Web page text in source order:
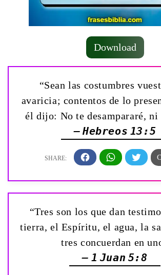
Download
“Sean las costumbres
avaricia; contentos de lo
él dijo: No te desampararé, ni
— Hebreos 13:5
“Tres son los que dan
tierra, el Espíritu, el agua, la
tres concuerdan en
— 1 Juan 5:8